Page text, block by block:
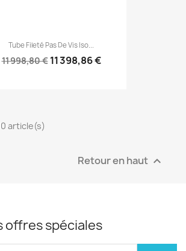
Tube Fileté Pas De Vis Iso...
11 998,80 € 11 398,86 €
article(s)
Retour en haut 
offres spéciales